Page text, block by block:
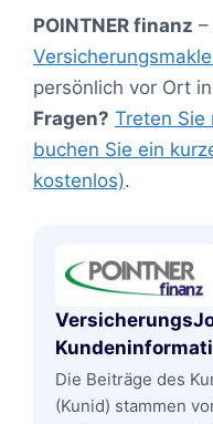
POINTNER finanz
persönlich vor Ort
Fragen? Treten Sie
buchen Sie ein
kostenlos).
Die Beiträge des
(Kunid) stammen